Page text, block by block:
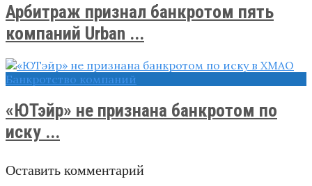
Арбитраж признал банкротом пять
компаний Urban ...
Банкротство компаний
«ЮТэйр» не признана банкротом по
иску ...
Оставить комментарий